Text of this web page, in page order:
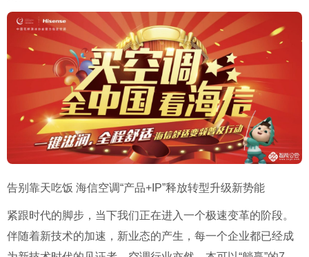
告别靠天吃饭 海信空调“产品+IP”释放转型升级新势能
紧跟时代的脚步，当下我们正在进入一个极速变革的阶段。
伴随着新技术的加速，新业态的产生，每一个企业都已经成